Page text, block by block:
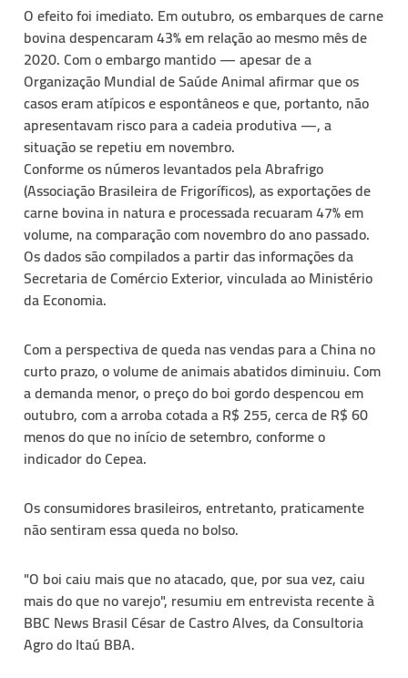
O efeito foi imediato. Em outubro, os embarques de carne
bovina despencaram 43% em relação ao mesmo mês de
2020. Com o embargo mantido — apesar de a
Organização Mundial de Saúde Animal afirmar que os
casos eram atípicos e espontâneos e que, portanto, não
apresentavam risco para a cadeia produtiva —, a
situação se repetiu em novembro.
Conforme os números levantados pela Abrafrigo
(Associação Brasileira de Frigoríficos), as exportações de
carne bovina in natura e processada recuaram 47% em
volume, na comparação com novembro do ano passado.
Os dados são compilados a partir das informações da
Secretaria de Comércio Exterior, vinculada ao Ministério
da Economia.
Com a perspectiva de queda nas vendas para a China no
curto prazo, o volume de animais abatidos diminuiu. Com
a demanda menor, o preço do boi gordo despencou em
outubro, com a arroba cotada a R$ 255, cerca de R$ 60
menos do que no início de setembro, conforme o
indicador do Cepea.
Os consumidores brasileiros, entretanto, praticamente
não sentiram essa queda no bolso.
"O boi caiu mais que no atacado, que, por sua vez, caiu
mais do que no varejo", resumiu em entrevista recente à
BBC News Brasil César de Castro Alves, da Consultoria
Agro do Itaú BBA.